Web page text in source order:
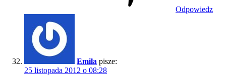
Odpowiedz
Emila pisze:
25 listopada 2012 o 08:28